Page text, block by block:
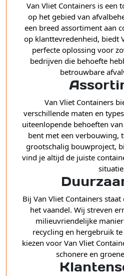
Van Vliet Containers is een
op het gebied van
een breed assortiment aan
op klanttevredenheid, biedt
perfecte oplossing voor
bedrijven die behoefte
betrouwbare
Van Vliet Containers
verschillende maten en
uiteenlopende behoeften
bent met een verbouwing,
grootschalig bouwproject,
vind je altijd de juiste
Bij Van Vliet Containers
het vaandel. Wij streven
milieuvriendelijke
recycling en hergebruik
kiezen voor Van Vliet
schonere en